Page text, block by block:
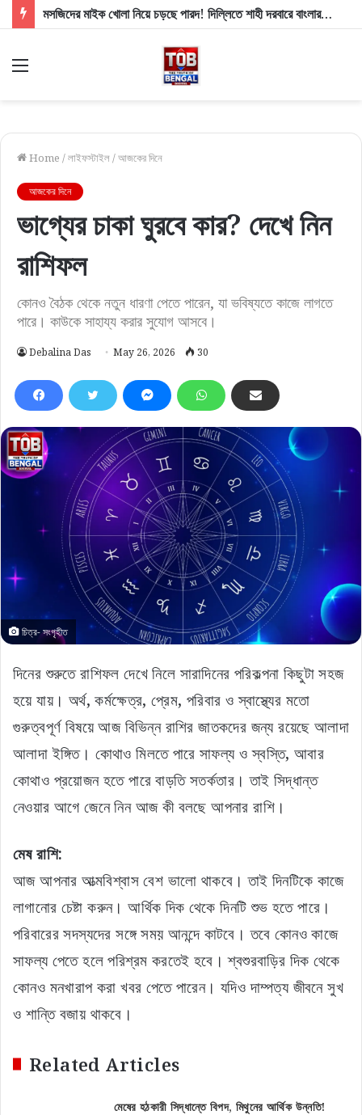
মসজিদের মাইক খোলা নিয়ে চড়ছে পারদ! দিল্লিতে শাহী দরবারে বাংলার ৩ সংখ্যালঘু সাংসদ, কী বললেন স্বরাষ্ট্রমন্ত্রী?
Menu
Home /লাইফস্টাইল/আজকের দিনে
আজকের দিনে
ভাগ্যের চাকা ঘুরবে কার? দেখে নিন
রাশিফল
কোনও বৈঠক থেকে নতুন ধারণা পেতে পারেন, যা ভবিষ্যতে কাজে লাগতে
পারে। কাউকে সাহায্য করার সুযোগ আসবে।
Debalina Das May 26, 2026 30
চিত্র- সংগৃহীত
দিনের শুরুতে রাশিফল দেখে নিলে সারাদিনের পরিকল্পনা কিছুটা সহজ
হয়ে যায়। অর্থ, কর্মক্ষেত্র, প্রেম, পরিবার ও স্বাস্থ্যের মতো
গুরুত্বপূর্ণ বিষয়ে আজ বিভিন্ন রাশির জাতকদের জন্য রয়েছে আলাদা
আলাদা ইঙ্গিত। কোথাও মিলতে পারে সাফল্য ও স্বস্তি, আবার
কোথাও প্রয়োজন হতে পারে বাড়তি সতর্কতার। তাই সিদ্ধান্ত
নেওয়ার আগে জেনে নিন আজ কী বলছে আপনার রাশি।
মেষ রাশি:
আজ আপনার আত্মবিশ্বাস বেশ ভালো থাকবে। তাই দিনটিকে কাজে
লাগানোর চেষ্টা করুন। আর্থিক দিক থেকে দিনটি শুভ হতে পারে।
পরিবারের সদস্যদের সঙ্গে সময় আনন্দে কাটবে। তবে কোনও কাজে
সাফল্য পেতে হলে পরিশ্রম করতেই হবে। শ্বশুরবাড়ির দিক থেকে
কোনও মনখারাপ করা খবর পেতে পারেন। যদিও দাম্পত্য জীবনে সুখ
ও শান্তি বজায় থাকবে।
Related Articles
মেষের হঠকারী সিদ্ধান্তে বিপদ, মিথুনের আর্থিক উন্নতি!